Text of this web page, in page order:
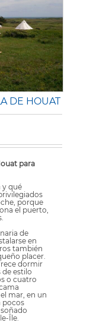
DE HOUAT
para
y qué
porque
el puerto,
de
en
también
placer.
dormir
de estilo
o cuatro
mar, en un
pocos
Île.